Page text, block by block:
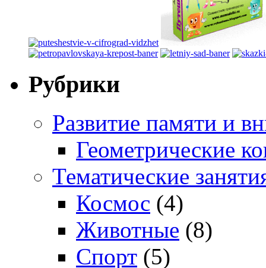
Рубрики
Развитие памяти и
Геометрические
Тематические
Космос (4)
Животные (8)
Спорт (5)